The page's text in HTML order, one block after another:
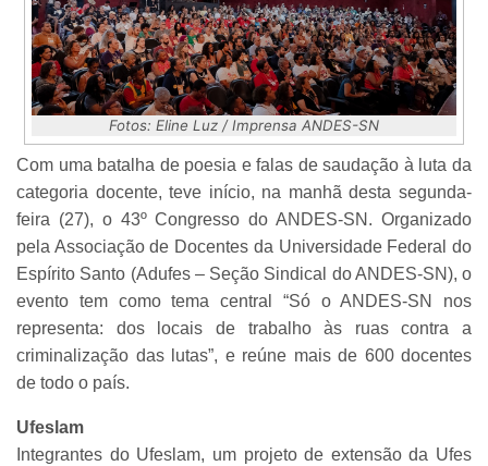
Fotos: Eline L uz / Imprensa ANDES-SN
Com uma batalha de poesia e falas de saudação à luta da
categoria docente, teve início, na manhã desta segunda-
feira (27), o 43º Congresso do ANDES-SN. Organizado
pela Associação de Docentes da Universidade Federal do
Espírito Santo (Adufes – Seção Sindical do ANDES-SN), o
evento tem como tema central “Só o ANDES-SN nos
representa: dos locais de trabalho às ruas contra a
criminalização das lutas”, e reúne mais de 600 docentes
de todo o país.
Ufeslam
Integrantes do Ufeslam, um projeto de extensão da Ufes